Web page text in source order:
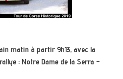
matin à partir 9h13, avec la
: Notre Dame de la Serra –